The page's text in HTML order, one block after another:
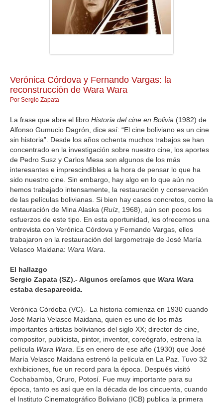
Verónica Córdova y Fernando Vargas: la
reconstrucción de Wara Wara
Por Sergio Zapata
La frase que abre el libro Historia del cine en Bolivia (1982) de
Alfonso Gumucio Dagrón, dice así: “El cine boliviano es un cine
sin historia”. Desde los años ochenta muchos trabajos se han
concentrado en la investigación sobre nuestro cine, los aportes
de Pedro Susz y Carlos Mesa son algunos de los más
interesantes e imprescindibles a la hora de pensar lo que ha
sido nuestro cine. Sin embargo, hay algo en lo que aún no
hemos trabajado intensamente, la restauración y conservación
de las películas bolivianas. Si bien hay casos concretos, como la
restauración de Mina Alaska (Ruíz , 1968), aún son pocos los
esfuerzos de este tipo. En esta oportunidad, les ofrecemos una
entrevista con Verónica Córdova y Fernando Vargas, ellos
trabajaron en la restauración del largometraje de José María
Velasco Maidana: Wara Wara
El hallazgo
Sergio Zapata (SZ).- Algunos creíamos que Wara Wara
estaba desaparecida.
Verónica Córdoba (VC).- La historia comienza en 1930 cuando
José María Velasco Maidana, quien es uno de los más
importantes artistas bolivianos del siglo XX; director de cine,
compositor, publicista, pintor, inventor, coreógrafo, estrena la
película Wara Wara . Es en enero de ese año (1930) que José
María Velasco Maidana estrenó la película en La Paz. Tuvo 32
exhibiciones, fue un record para la época. Después visitó
Cochabamba, Oruro, Potosí. Fue muy importante para su
época, tanto es así que en la década de los cincuenta, cuando
el Instituto Cinematográfico Boliviano (ICB) publica la primera